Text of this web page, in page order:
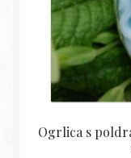
Ogrlica s